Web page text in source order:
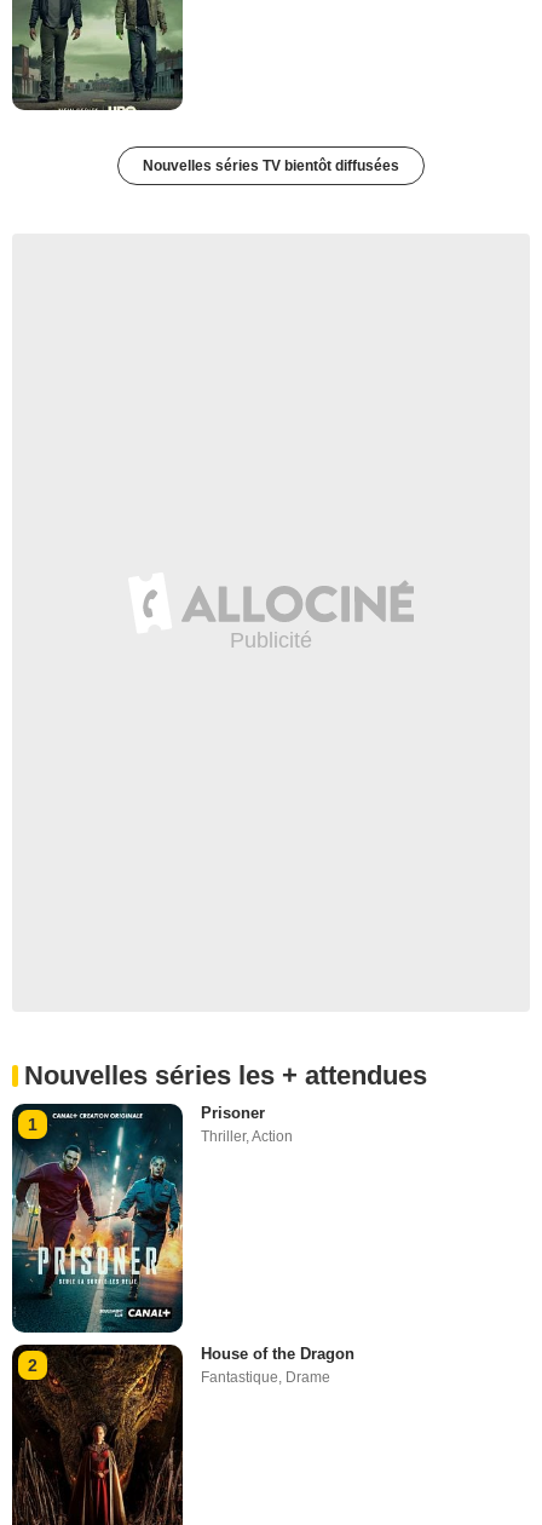
Nouvelles séries TV bientôt diffusées
Nouvelles séries les + attendues
1
Prisoner
Thriller,Action
2
House of the Dragon
Fantastique Drame